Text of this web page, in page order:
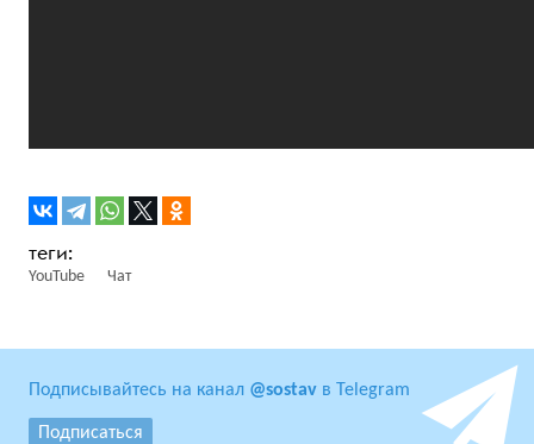
YouTube Чат
Подписывайтесь на канал @sostav в Telegram
Подписаться